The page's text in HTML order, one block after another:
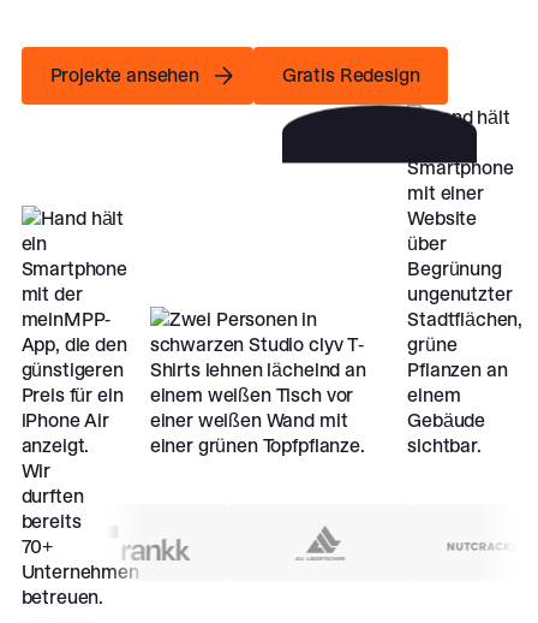
Projekte ansehen Gratis Redesign
Wir
durften
bereits
70+
Unternehmen
betreuen.